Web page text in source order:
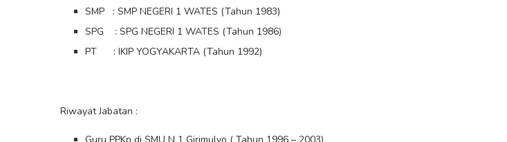
SMP : SMP NEGERI 1 WATES (Tahun 1983)
SPG : SPG NEGERI 1 WATES (Tahun 1986)
PT : IKIP YOGYAKARTA (Tahun 1992)
Riwayat Jabatan :
Guru PPKn di SMU N 1 Girimulyo ( Tahun 1996 – 2003)